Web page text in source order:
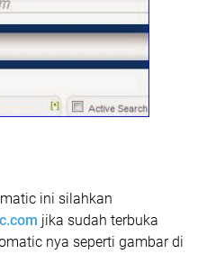
ini silahkan
jika sudah terbuka
nya seperti gambar di